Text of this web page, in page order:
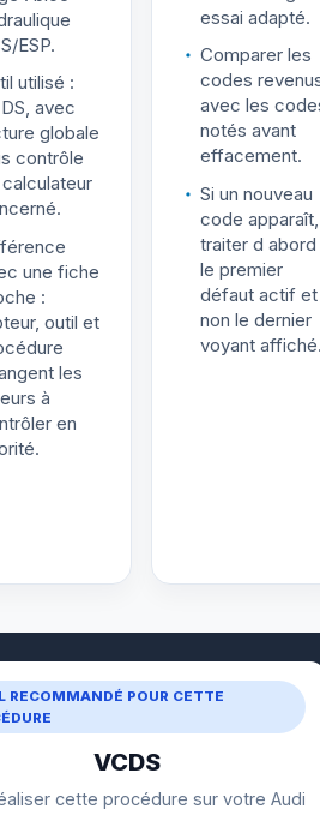
ESP.
utilisé :
avec
globale
contrôle
une fiche
:
outil et
les
à
en
essai adapté.
Comparer les
codes
avec les
notés avant
effacement.
Si un nouveau
code apparaît,
traiter d abord
le premier
défaut actif et
non le dernier
voyant affiché.
RECOMMANDÉ POUR CETTE
VCDS
cette procédure sur votre Audi